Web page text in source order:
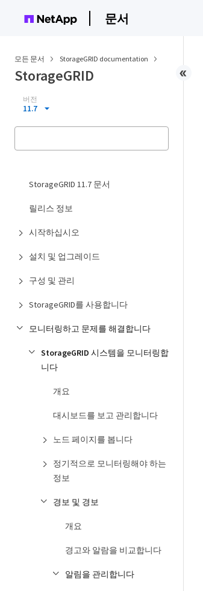
문서
모든 문서 StorageGRID documentation
StorageGRID
버전
11.7
StorageGRID 11.7 문서
릴리스 정보
시작하십시오
설치 및 업그레이드
구성 및 관리
StorageGRID를 사용합니다
모니터링하고 문제를 해결합니다
StorageGRID 시스템을 모니터링합
니다
개요
대시보드를 보고 관리합니다
노드 페이지를 봅니다
정기적으로 모니터링해야 하는
정보
경보 및 경보
개요
경고와 알람을 비교합니다
알림을 관리합니다